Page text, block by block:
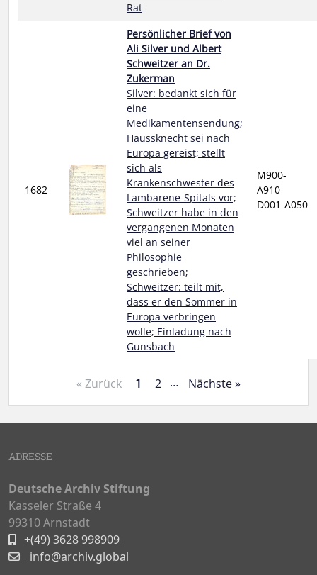
Rat
1682
Persönlicher Brief von
Ali Silver und Albert
Schweitzer an Dr.
Zukerman
Silver: bedankt sich für
eine
Medikamentensendung;
Haussknecht sei nach
Europa gereist; stellt
sich als
Krankenschwester des
Lambarene-Spitals vor;
Schweitzer habe in den
vergangenen Monaten
viel an seiner
Philosophie
geschrieben;
Schweitzer: teilt mit,
dass er den Sommer in
Europa verbringen
wolle; Einladung nach
Gunsbach
M900-
A910-
D001-A050
« Zurück 1 2 … Nächste »
ADRESSE
Deutsche Archiv Stiftung
Kasseler Straße 4
99310 Arnstadt
+(49) 3628 998909
info@archiv.global